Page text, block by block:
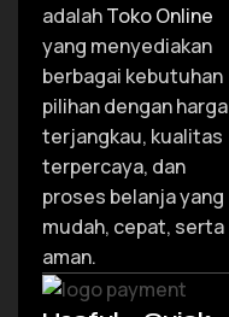
adalahToko Online
yang menyediakan
berbagai kebutuhan
pilihan dengan harga
terjangkau, kualitas
terpercaya, dan
proses belanja yang
mudah, cepat, serta
aman.